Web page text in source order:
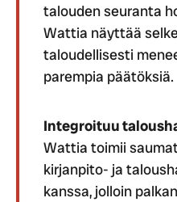
talouden seuranta
Wattia näyttää
taloudellisesti
parempia päätöksiä.
Integroituu
Wattia toimii
kirjanpito- ja
kanssa, jolloin